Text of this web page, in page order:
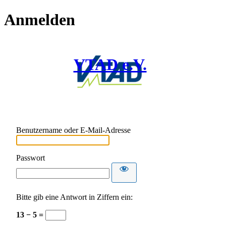
Anmelden
VTAD e.V.
Benutzername oder E-Mail-Adresse
Passwort
Bitte gib eine Antwort in Ziffern ein:
13 − 5 =